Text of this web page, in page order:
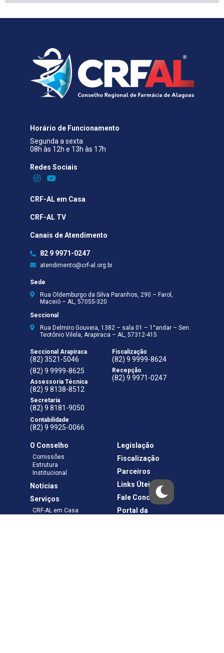
Horário de Funcionamento
Segunda a sexta
08h às 12h e 13h às 17h
Redes Sociais​
CRF-AL em Casa
CRF-AL TV
Canais de Atendimento
82 9 9971-0247
atendimento@crf-al.org.br
Sede
Rua Oldemburgo da Silva Paranhos, 290 – Farol,
Maceió – AL, 57055-320
Seccional
Rua Delmiro Gouveia, 1382 – sala 01 – 1°andar – Sen.
Teotônio Vilela, Arapiraca – AL, 57312-415
Seccional Arapiraca
(82) 3521-5046
(82) 9 9999-8625
Assessoria Técnica
(82) 9 8138-8512
Secretaria
(82) 9 8181-9050
Contabilidade
(82) 9 9925-0066
Fiscalização
(82) 9 9999-8624
Recepção
(82) 9 9971-0247
O Conselho
Comissões
Estrutura
Institucional
Notícias
Serviços
CRF-AL em Casa
Legislação
Fiscalização
Parceiros
Links Úteis
Fale Conosco
Portal da